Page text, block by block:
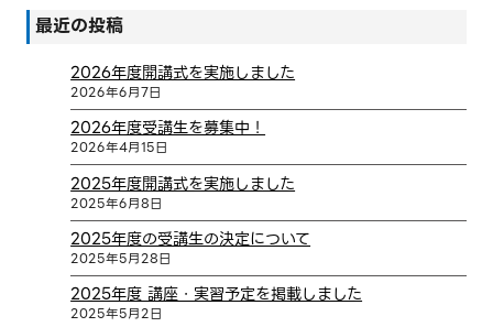
最近の投稿
2026年度開講式を実施しました
2026年6月7日
2026年度受講生を募集中！
2026年4月15日
2025年度開講式を実施しました
2025年6月8日
2025年度の受講生の決定について
2025年5月28日
2025年度 講座・実習予定を掲載しました
2025年5月2日